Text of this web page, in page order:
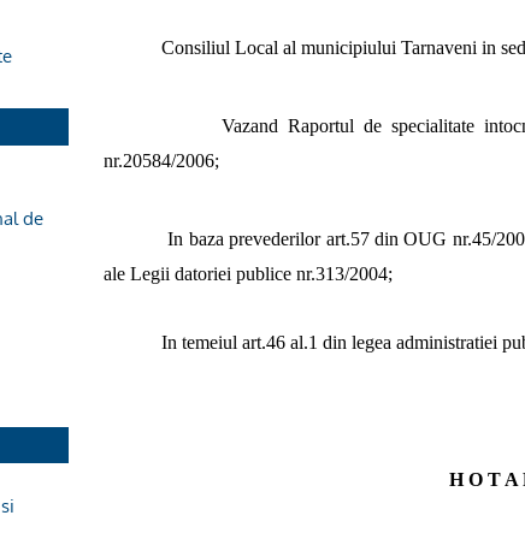
Consiliul Local al municipiului Tarnaveni in
Vazand Raportul de specialitate
nr.20584/2006;
In baza prevederilor art.57 din OUG nr.45/
ale Legii datoriei publice nr.313/2004;
In temeiul art.46 al.1 din legea administratiei
H O T A
de